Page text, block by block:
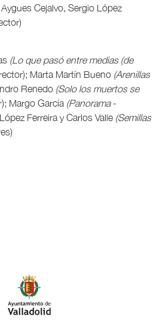
Cejalvo, Sergio López
(Lo que pasó entre medias (de
Marta Martín Bueno (Arenillas
Renedo (Solo los muertos se
Margo García (Panorama-
Ferreira y Carlos Valle (Semillas